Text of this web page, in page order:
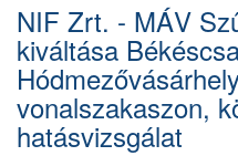
NIF Zrt. - MÁV
kiváltása
vonalszakaszon,
hatásvizsgálat